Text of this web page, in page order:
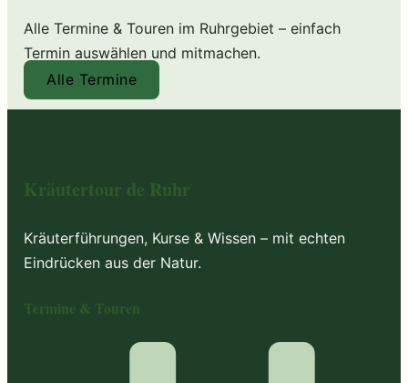
Alle Termine & Touren im Ruhrgebiet – einfach
Termin auswählen und mitmachen.
Alle Termine
Kräutertour de Ruhr
Kräuterführungen, Kurse & Wissen – mit echten
Eindrücken aus der Natur.
Termine & Touren